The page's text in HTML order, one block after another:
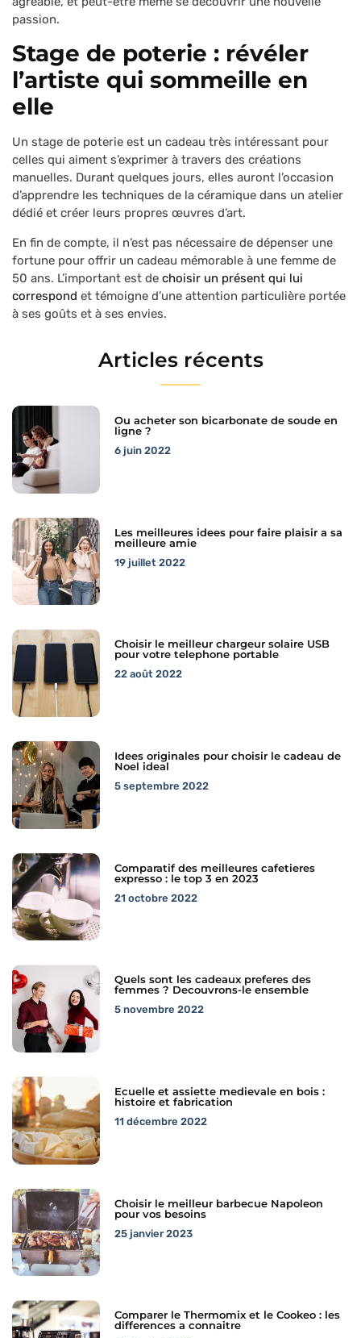
passion.
Stage de poterie : révéler
l’artiste qui sommeille en
elle
Un stage de poterie est un cadeau très intéressant pour
celles qui aiment s’exprimer à travers des créations
manuelles. Durant quelques jours, elles auront l’occasion
d’apprendre les techniques de la céramique dans un atelier
dédié et créer leurs propres œuvres d’art.
En fin de compte, il n’est pas nécessaire de dépenser une
fortune pour offrir un cadeau mémorable à une femme de
50 ans. L’important est de choisir un présent qui lui
correspond et témoigne d’une attention particulière portée
à ses goûts et à ses envies.
Articles récents
Ou acheter son bicarbonate de soude en
ligne ?
6 juin 2022
Les meilleures idees pour faire plaisir a sa
meilleure amie
19 juillet 2022
Choisir le meilleur chargeur solaire USB
pour votre telephone portable
22 août 2022
Idees originales pour choisir le cadeau de
Noel ideal
5 septembre 2022
Comparatif des meilleures cafetieres
expresso : le top 3 en 2023
21 octobre 2022
Quels sont les cadeaux preferes des
femmes ? Decouvrons-le ensemble
5 novembre 2022
Ecuelle et assiette medievale en bois :
histoire et fabrication
11 décembre 2022
Choisir le meilleur barbecue Napoleon
pour vos besoins
25 janvier 2023
Comparer le Thermomix et le Cookeo : les
differences a connaitre